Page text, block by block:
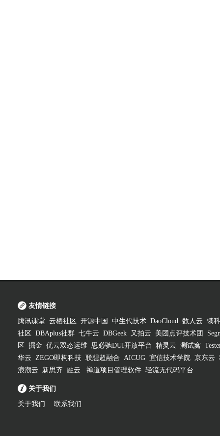
友情链接
腾讯课堂 云栖社区 开源中国 中生代技术 DaoCloud 数人云 饿
社区
DBAplus社群 七牛云 DBGeek 又拍云 美团点评技术团
区
掘金 优云双态运维 思必驰DUI开放平台 精灵云 测试窝
华云 ZEGO即构科技 联想超融合 AICUG 宜信技术学院 京东云
浪潮云
新思齐 融云 禅道项目管理软件 轻流无代码平台
关于我们
关于我们 联系我们